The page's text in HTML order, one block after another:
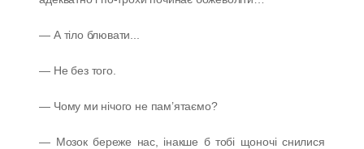
— А тіло блювати...
— Не без того.
— Чому ми нічого не пам’ятаємо?
— Мозок береже нас, інакше б тобі щоночі снилися